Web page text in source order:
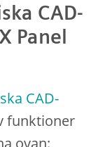
CAD-
Panel
CAD-
funktioner